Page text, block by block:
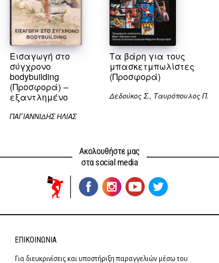
Εισαγωγή στο
σύγχρονο
bodybuilding
(Προσφορά) –
εξαντλημένο
ΠΑΓΙΑΝΝΙΔΗΣ ΗΛΙΑΣ
Τα βάρη για τους
μπασκετμπωλίστες
(Προσφορά)
Δεδούκος Σ., Ταυρόπουλος Π.
Ακολουθήστε μας
στα social media
ΕΠΙΚΟΙΝΩΝΊΑ
Για διευκρινίσεις και υποστήριξη παραγγελιών μέσω του